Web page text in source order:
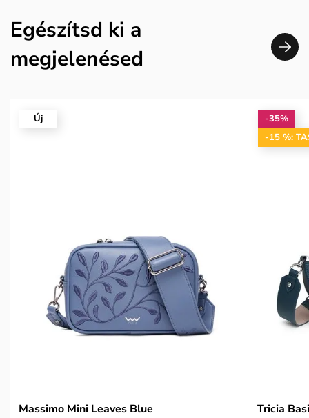
Egészítsd ki a
megjelenésed
Új
Massimo Mini Leaves Blue
-35%
-15 %:
Tricia